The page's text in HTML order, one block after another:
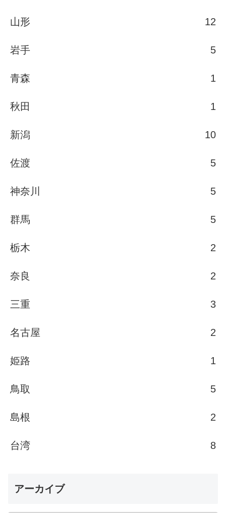
山形 12
岩手 5
青森 1
秋田 1
新潟 10
佐渡 5
神奈川 5
群馬 5
栃木 2
奈良 2
三重 3
名古屋 2
姫路 1
鳥取 5
島根 2
台湾 8
アーカイブ